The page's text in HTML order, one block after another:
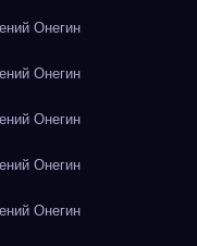
Онегин
Онегин
Онегин
Онегин
Онегин